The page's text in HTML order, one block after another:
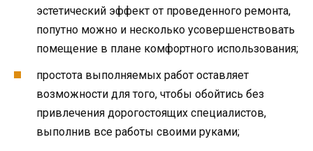
эстетический эффект от проведенного ремонта,
попутно можно и несколько усовершенствовать
помещение в плане комфортного использования;
простота выполняемых работ оставляет
возможности для того, чтобы обойтись без
привлечения дорогостоящих специалистов,
выполнив все работы своими руками;